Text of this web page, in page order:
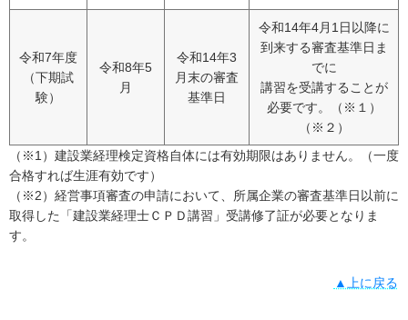
令和7年度
（下期試
験）
令和8年5
月
令和14年3
月末の審査
基準日
令和14年4月1日以降に
到来する審査基準日ま
でに
講習を受講することが
必要です。（※１）
（※２）
（※1）建設業経理検定資格自体には有効期限はありません。（一度
合格すれば生涯有効です）
（※2）経営事項審査の申請において、所属企業の審査基準日以前に
取得した「建設業経理士ＣＰＤ講習」受講修了証が必要となりま
す。
▲上に戻る